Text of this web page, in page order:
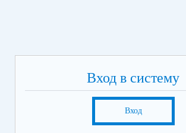
Вход в систему
Вход